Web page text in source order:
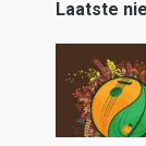
Laatste